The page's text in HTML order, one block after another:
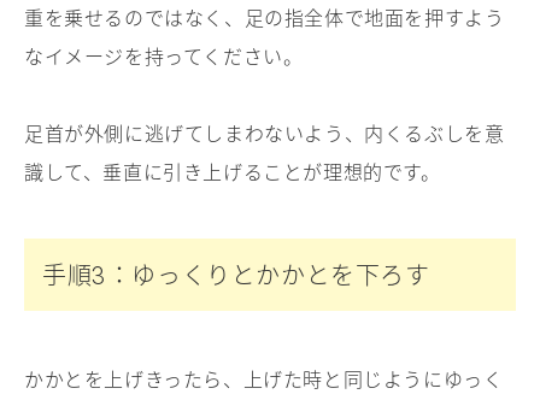
重を乗せるのではなく、足の指全体で地面を押すよう
なイメージを持ってください。
足首が外側に逃げてしまわないよう、内くるぶしを意
識して、垂直に引き上げることが理想的です。
手順3 ：ゆっくりとかかとを下ろす
かかとを上げきったら、上げた時と同じようにゆっく